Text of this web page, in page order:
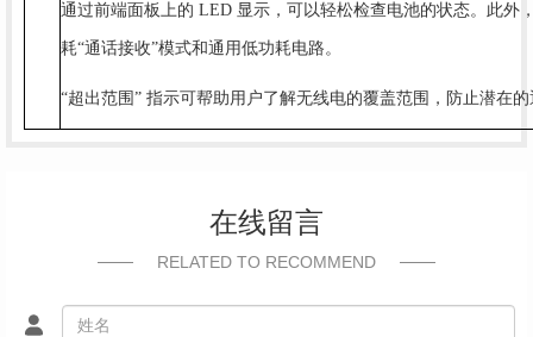
通过前端面板上的 LED 显示，可以轻松检查电池的状态。此外
耗“通话接收”模式和通用低功耗电路。
“超出范围” 指示可帮助用户了解无线电的覆盖范围，防止潜在
在线留言
RELATED TO RECOMMEND